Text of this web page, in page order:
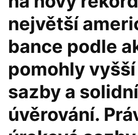
největší
bance podle
pomohly
sazby a solidní
úvěrování.